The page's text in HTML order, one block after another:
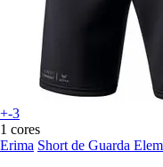
+-3
1 cores
Erima Short de Guarda